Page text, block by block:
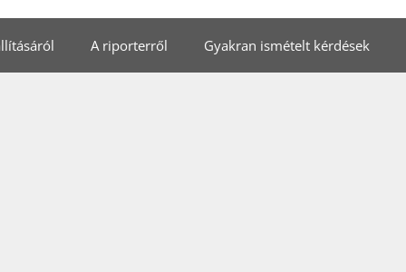
A riporterről Gyakran ismételt kérdések